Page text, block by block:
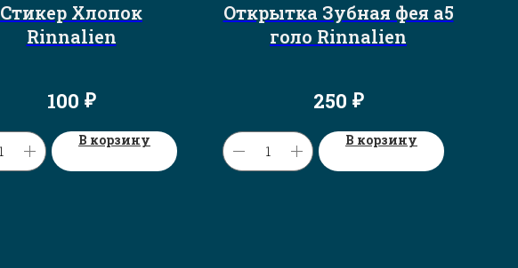
Стикер Хлопок
Rinnalien
100 ₽
В корзину
Открытка Зубная фея а5
голо Rinnalien
250 ₽
В корзину